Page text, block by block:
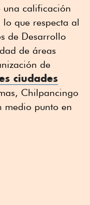
calificación
que respecta al
de Desarrollo
de áreas
de
ciudades
Chilpancingo
medio punto en